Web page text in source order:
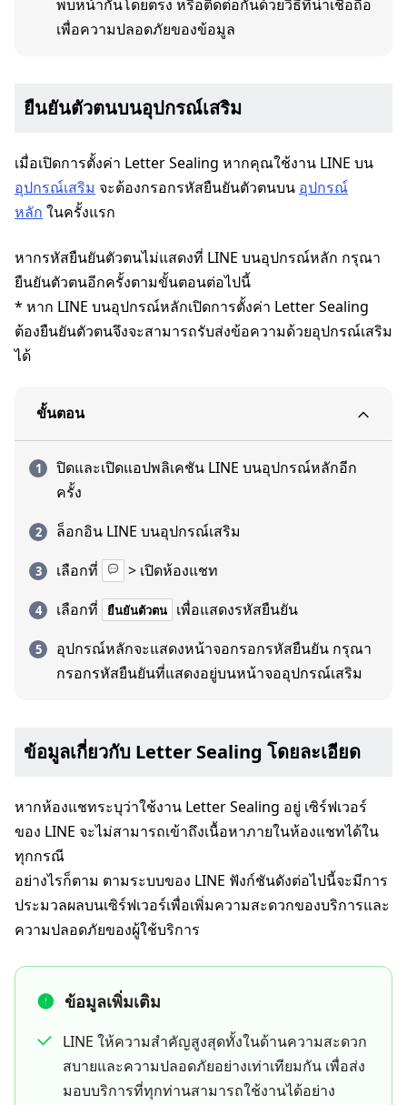
พบหน้ากันโดยตรง หรือติดต่อกันด้วยวิธีที่น่าเชื่อถือ
เพื่อความปลอดภัยของข้อมูล
ยืนยันตัวตนบนอุปกรณ์เสริม
เมื่อเปิดการตั้งค่า Letter Sealing หากคุณใช้งาน LINE บน
อุปกรณ์เสริม จะต้องกรอกรหัสยืนยันตัวตนบน อุปกรณ์
หลัก ในครั้งแรก
หากรหัสยืนยันตัวตนไม่แสดงที่ LINE บนอุปกรณ์หลัก กรุณา
ยืนยันตัวตนอีกครั้งตามขั้นตอนต่อไปนี้
* หาก LINE บนอุปกรณ์หลักเปิดการตั้งค่า Letter Sealing
ต้องยืนยันตัวตนจึงจะสามารถรับส่งข้อความด้วยอุปกรณ์เสริม
ได้
ขั้นตอน
ปิดและเปิดแอปพลิเคชัน LINE บนอุปกรณ์หลักอีก
ครั้ง
ล็อกอิน LINE บนอุปกรณ์เสริม
เลือกที่
> เปิดห้องแชท
เลือกที่
ยืนยันตัวตน
เพื่อแสดงรหัสยืนยัน
อุปกรณ์หลักจะแสดงหน้าจอกรอกรหัสยืนยัน กรุณา
กรอกรหัสยืนยันที่แสดงอยู่บนหน้าจออุปกรณ์เสริม
ข้อมูลเกี่ยวกับ Letter Sealing โดยละเอียด
หากห้องแชทระบุว่าใช้งาน Letter Sealing อยู่ เซิร์ฟเวอร์
ของ LINE จะไม่สามารถเข้าถึงเนื้อหาภายในห้องแชทได้ใน
ทุกกรณี
อย่างไรก็ตาม ตามระบบของ LINE ฟังก์ชันดังต่อไปนี้จะมีการ
ประมวลผลบนเซิร์ฟเวอร์เพื่อเพิ่มความสะดวกของบริการและ
ความปลอดภัยของผู้ใช้บริการ
ข้อมูลเพิ่มเติม
LINE ให้ความสำคัญสูงสุดทั้งในด้านความสะดวก
สบายและความปลอดภัยอย่างเท่าเทียมกัน เพื่อส่ง
มอบบริการที่ทุกท่านสามารถใช้งานได้อย่าง